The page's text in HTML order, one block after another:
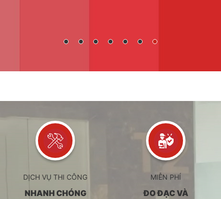
1 2 3 4 5 6 7
DỊCH VỤ THI CÔNG
NHANH CHÓNG
MIỄN PHÍ
ĐO ĐẠC VÀ